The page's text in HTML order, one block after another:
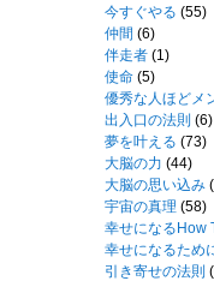
今すぐやる (55)
仲間 (6)
伴走者 (1)
使命 (5)
優秀な人ほどメ
出入口の法則 (6)
夢を叶える (73)
大脳の力 (44)
大脳の思い込み
宇宙の真理 (58)
幸せになるHow
幸せになるため
引き寄せの法則